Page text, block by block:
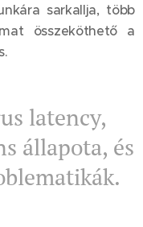
sarkallja, több
összeköthető a
latency,
állapota, és